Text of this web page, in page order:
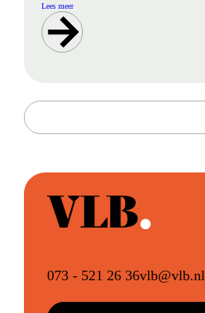
Lees meer
073 - 521 26 36vlb@vlb.nl